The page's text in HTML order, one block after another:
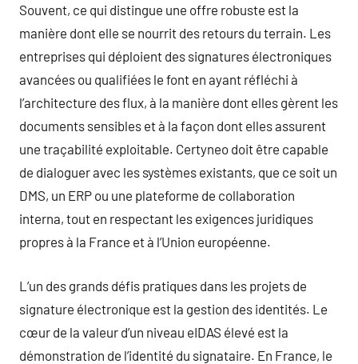
Souvent, ce qui distingue une offre robuste est la
manière dont elle se nourrit des retours du terrain. Les
entreprises qui déploient des signatures électroniques
avancées ou qualifiées le font en ayant réfléchi à
l’architecture des flux, à la manière dont elles gèrent les
documents sensibles et à la façon dont elles assurent
une traçabilité exploitable. Certyneo doit être capable
de dialoguer avec les systèmes existants, que ce soit un
DMS, un ERP ou une plateforme de collaboration
interna, tout en respectant les exigences juridiques
propres à la France et à l’Union européenne.
L’un des grands défis pratiques dans les projets de
signature électronique est la gestion des identités. Le
cœur de la valeur d’un niveau eIDAS élevé est la
démonstration de l’identité du signataire. En France, le